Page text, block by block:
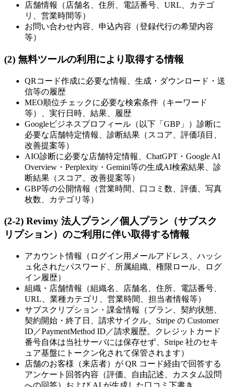
店舗情報（店舗名、住所、電話番号、URL、カテゴ
リ、営業時間等）
お問い合わせ内容、申込内容（登録代行の希望内容
等）
(2) 無料ツールの利用により取得する情報
QRコード作成に必要な情報、生成・ダウンロード・送
信等の履歴
MEO順位チェックに必要な検索条件（キーワード
等）、実行日時、結果、履歴
Googleビジネスプロフィール（以下「GBP」）診断に
必要な店舗特定情報、診断結果（スコア、評価項目、
改善提案等）
AIO診断に必要な店舗特定情報、ChatGPT・Google AI
Overview・Perplexity・Gemini等の生成AI検索結果、診
断結果（スコア、改善提案等）
GBP等の公開情報（営業時間、口コミ数、評価、写真
枚数、カテゴリ等）
(2-2) Revimy 法人プラン／個人プラン（サブスク
リプション）のご利用に伴い取得する情報
アカウント情報（ログイン用メールアドレス、ハッシ
ュ化されたパスワード、所属組織、権限ロール、ログ
イン履歴）
組織・店舗情報（組織名、店舗名、住所、電話番号、
URL、業種カテゴリ、営業時間、担当者情報等）
サブスクリプション・課金情報（プラン、契約状態、
契約開始・終了日、請求サイクル、Stripe の Customer
ID／PaymentMethod ID／請求履歴。クレジットカード
番号自体は当社サーバには保存せず、Stripe 社のセキ
ュア基盤にトークン化されて保管されます）
店舗のお客様（来店者）が QR コード経由で回答する
アンケート回答内容（評価、自由記述、カスタム設問